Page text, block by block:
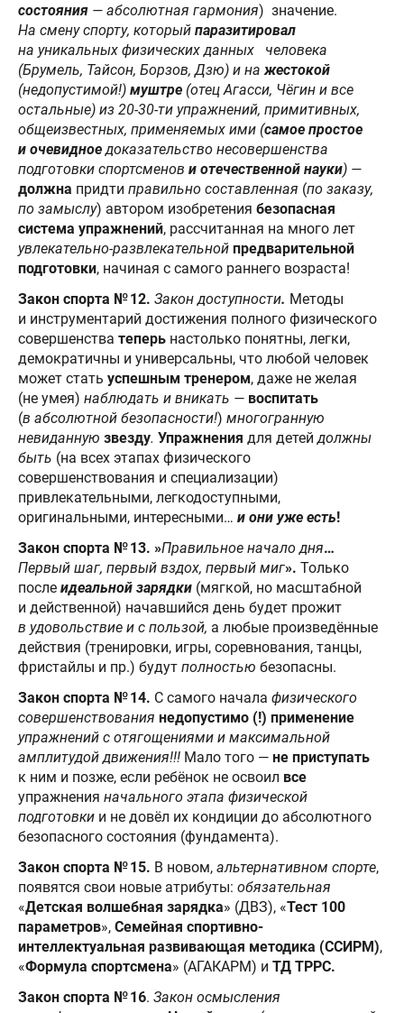
состояния — абсолютная гармония) значение.
На смену спорту, который паразитировал
на уникальных физических данных человека
(Брумель, Тайсон, Борзов, Дзю) и нажестокой
(недопустимой!) муштре (отец Агасси, Чёгин и все
остальные) из 20-30-ти упражнений, примитивных,
общеизвестных, применяемых ими (самое простое
и очевидноедоказательство несовершенства
подготовки спортсменов и отечественной науки) —
должна придти правильно составленная (по заказу,
по замыслу) автором изобретения безопасная
система упражнений, рассчитанная на много лет
увлекательно-развлекательной предварительной
подготовки, начиная с самого раннего возраста!
Закон спорта № 12. Закон доступности. Методы
и инструментарий достижения полного физического
совершенства теперь настолько понятны, легки,
демократичны и универсальны, что любой человек
может стать успешным тренером, даже не желая
(не умея) наблюдать и вникать — воспитать
(в абсолютной безопасности!) многогранную
невиданную звезду. Упражнения для детейдолжны
быть (на всех этапах физического
совершенствования и специализации)
привлекательными, легкодоступными,
оригинальными, интересными… и они уже есть!
Закон спорта № 13. »Правильное начало дня…
Первый шаг, первый вздох, первый миг». Только
после идеальной зарядки (мягкой, но масштабной
и действенной) начавшийся день будет прожит
в удовольствие и с пользой, а любые произведённые
действия (тренировки, игры, соревнования, танцы,
фристайлы и пр.) будут полностью безопасны.
Закон спорта № 14. С самого начала физического
совершенствования недопустимо (!) применение
упражнений с отягощениями и максимальной
амплитудой движения!!! Мало того — не приступать
к ним и позже, если ребёнок не освоил все
упражнения начального этапа физической
подготовки и не довёл их кондиции до абсолютного
безопасного состояния (фундамента).
Закон спорта № 15. В новом, альтернативном спорте,
появятся свои новые атрибуты: обязательная
«Детская волшебная зарядка» (ДВЗ), «Тест 100
параметров», Семейная спортивно-
интеллектуальная развивающая методика (ССИРМ),
«Формула спортсмена» (АГАКАРМ) и ТД ТРРС.
Закон спорта № 16. Закон осмысления